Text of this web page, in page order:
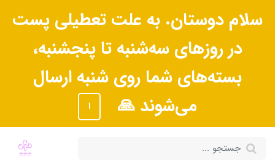
سلام دوستان. به علت تعطیلی پست
در روزهای سه‌شنبه تا پنجشنبه،
بسته‌های شما روی شنبه ارسال
می‌شوند 🙏
ا